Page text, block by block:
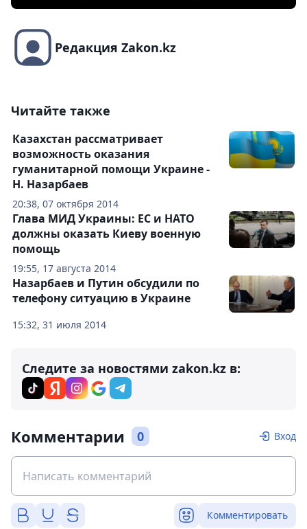
Редакция Zakon.kz
Читайте также
20:38, 07 октября 2014
Казахстан рассматривает
возможность оказания
гуманитарной помощи Украине -
Н. Назарбаев
19:55, 17 августа 2014
Глава МИД Украины: ЕС и НАТО
должны оказать Киеву военную
помощь
15:32, 31 июля 2014
Назарбаев и Путин обсудили по
телефону ситуацию в Украине
Следите за новостями zakon.kz в:
Комментарии 0 Вход
Комментировать